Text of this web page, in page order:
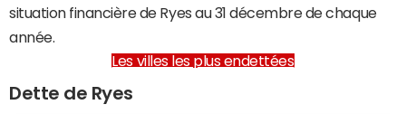
situation financière de Ryes au 31 décembre de chaque
année.
Les villes les plus endettées
Dette de Ryes